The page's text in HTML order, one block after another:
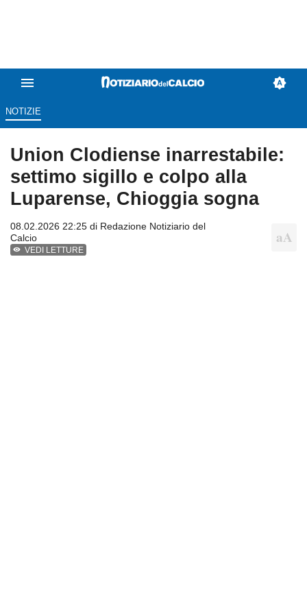
NOTIZIE
Union Clodiense inarrestabile:
settimo sigillo e colpo alla
Luparense, Chioggia sogna
08.02.2026 22:25 di Redazione Notiziario del
Calcio
VEDI LETTURE